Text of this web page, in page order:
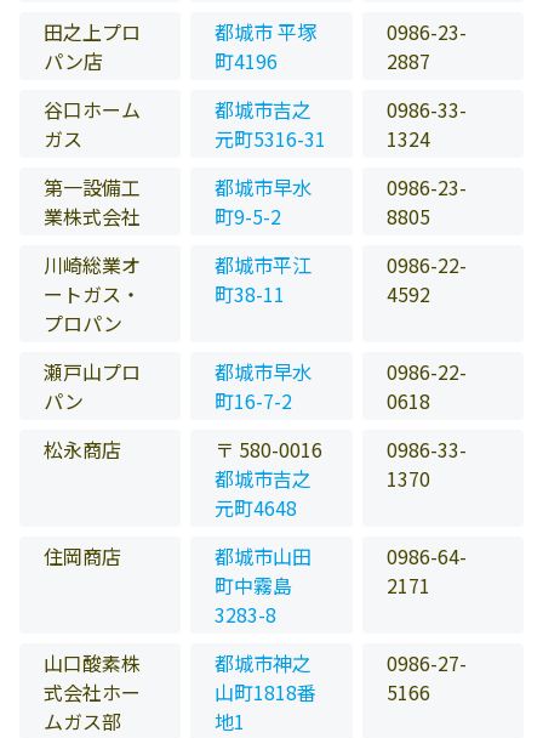
田之上プロ
パン店
都城市 平塚
町4196
0986-23-
2887
谷口ホーム
ガス
都城市吉之
元町5316-31
0986-33-
1324
第一設備工
業株式会社
都城市早水
町9-5-2
0986-23-
8805
川崎総業オ
ートガス・
プロパン
都城市平江
町38-11
0986-22-
4592
瀬戸山プロ
パン
都城市早水
町16-7-2
0986-22-
0618
松永商店
〒 580-0016
都城市吉之
元町4648
0986-33-
1370
住岡商店
都城市山田
町中霧島
3283-8
0986-64-
2171
山口酸素株
式会社ホー
ムガス部
都城市神之
山町1818番
地1
0986-27-
5166